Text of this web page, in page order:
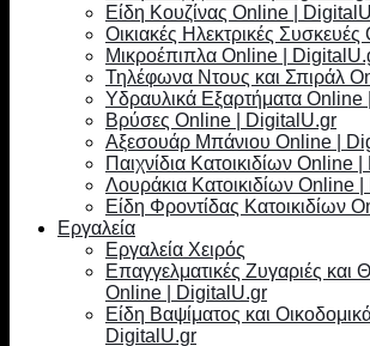
Είδη Κουζίνας Online |
Οικιακές Ηλεκτρικές
Μικροέπιπλα Online |
Τηλέφωνα Ντους και Σπιράλ
Υδραυλικά Εξαρτήματα
Βρύσες Online | DigitalU.gr
Αξεσουάρ Μπάνιου Online |
Παιχνίδια Κατοικιδίων Online
Λουράκια Κατοικιδίων Online
Είδη Φροντίδας Κατοικιδίων
Εργαλεία
Εργαλεία Χειρός
Επαγγελματικές Ζυγαριές και
Online | DigitalU.gr
Είδη Βαψίματος και
DigitalU.gr